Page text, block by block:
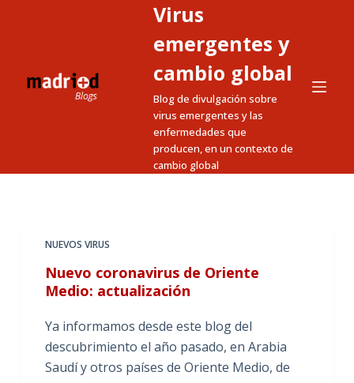
Virus
emergentes y
cambio global
Blog de divulgación sobre
virus emergentes y las
enfermedades que
producen, en un contexto de
cambio global
NUEVOS VIRUS
Nuevo coronavirus de Oriente
Medio: actualización
Ya informamos desde este blog del
descubrimiento el año pasado, en Arabia
Saudí y otros países de Oriente Medio, de